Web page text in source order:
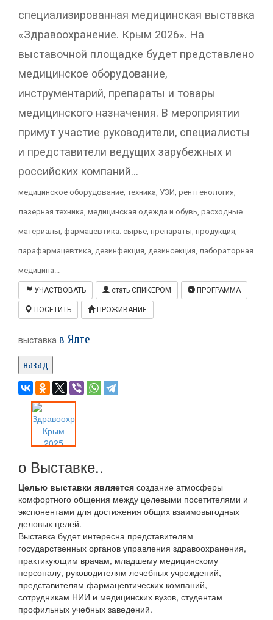
специализированная медицинская выставка
«Здравоохранение. Крым 2026». На
выставочной площадке будет представлено
медицинское оборудование,
инструментарий, препараты и товары
медицинского назначения. В мероприятии
примут участие руководители, специалисты
и представители ведущих зарубежных и
российских компаний...
медицинское оборудование, техника, УЗИ, рентгенология,
лазерная техника, медицинская одежда и обувь, расходные
материалы; фармацевтика: сырье, препараты, продукция;
парафармацевтика, дезинфекция, дезинсекция, лабораторная
медицина...
УЧАСТВОВАТЬ стать СПИКЕРОМ ПРОГРАММА
ПОСЕТИТЬ ПРОЖИВАНИЕ
выставка в Ялте
назад
о Выставке..
Целью выставки является создание атмосферы
комфортного общения между целевыми посетителями и
экспонентами для достижения общих взаимовыгодных
деловых целей.
Выставка будет интересна представителям
государственных органов управления здравоохранения,
практикующим врачам, младшему медицинскому
персоналу, руководителям лечебных учреждений,
представителям фармацевтических компаний,
сотрудникам НИИ и медицинских вузов, студентам
профильных учебных заведений.